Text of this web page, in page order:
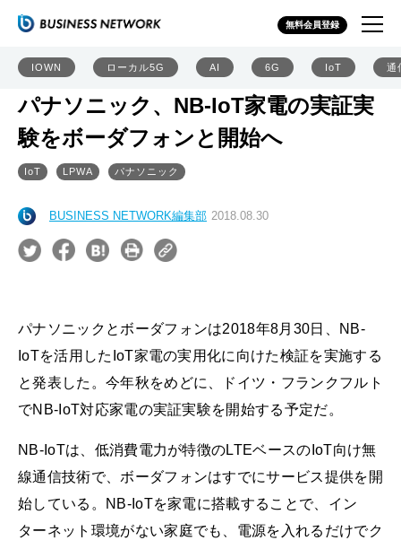
無料会員登録
IOWN ローカル5G AI 6G IoT 通
パナソニック、NB-IoT家電の実証実
験をボーダフォンと開始へ
IoT LPWA パナソニック
BUSINESS NETWORK編集部 2018.08.30
パナソニックとボーダフォンは2018年8月30日、NB-
IoTを活用したIoT家電の実用化に向けた検証を実施する
と発表した。今年秋をめどに、ドイツ・フランクフルト
でNB-IoT対応家電の実証実験を開始する予定だ。
NB-IoTは、低消費電力が特徴のLTEベースのIoT向け無
線通信技術で、ボーダフォンはすでにサービス提供を開
始している。NB-IoTを家電に搭載することで、イン
ターネット環境がない家庭でも、電源を入れるだけでク